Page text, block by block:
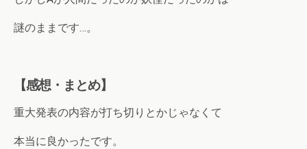
謎のままです…。
【感想・まとめ】
重大発表の内容が打ち切りとかじゃなくて
本当に良かったです。